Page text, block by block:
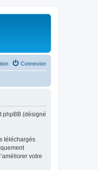
Connexion
phpBB (désigné
téléchargés
votre